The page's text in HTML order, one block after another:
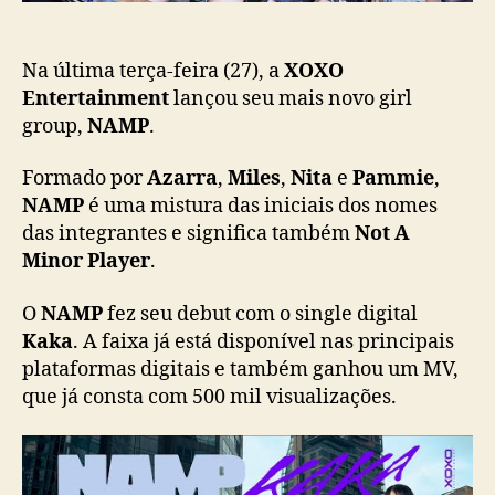
r
t
m
e
n
e
b
u
a
o
g
i
Na última terça-feira (27), aXOXO
Entertainmentlançou seu mais novo girl
group, NAMP.
Formado porAzarra, Miles, Nita e Pammie,
NAMP é uma mistura das iniciais dos nomes
das integrantes e significa tambémNot A
Minor Player.
ONAMPfez seu debut com o single digital
Kaka. A faixa já está disponível nas principais
plataformas digitais e também ganhou um MV,
que já consta com 500 mil visualizações.